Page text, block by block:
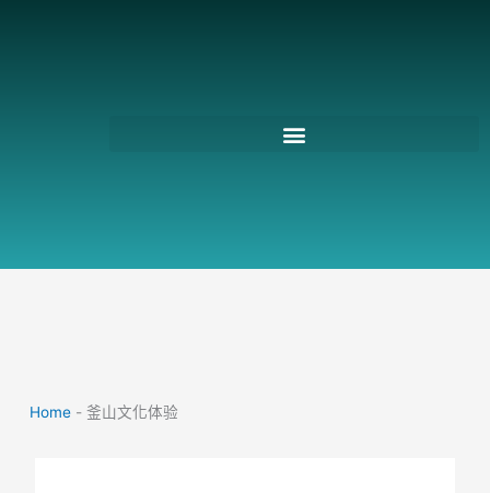
Home -釜山文化体验